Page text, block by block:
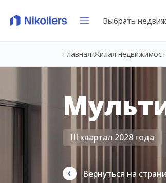
Выбрать
Главная Жилая
III квартал 2028 года
Вернуться на